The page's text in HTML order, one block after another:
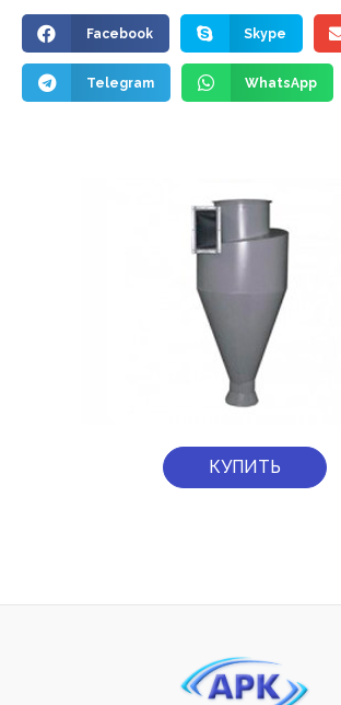
КУПИТЬ
Facebook Skype
Telegram WhatsApp